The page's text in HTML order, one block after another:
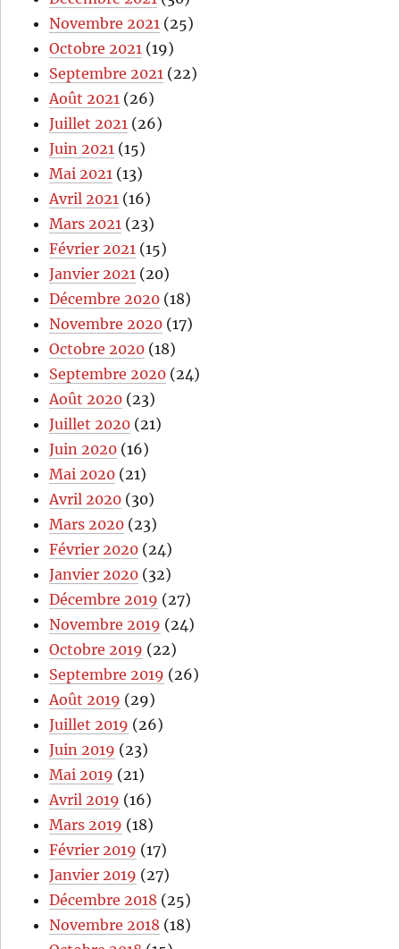
Novembre 2021 (25)
Octobre 2021 (19)
Septembre 2021 (22)
Août 2021 (26)
Juillet 2021 (26)
Juin 2021 (15)
Mai 2021 (13)
Avril 2021 (16)
Mars 2021 (23)
Février 2021 (15)
Janvier 2021 (20)
Décembre 2020 (18)
Novembre 2020 (17)
Octobre 2020 (18)
Septembre 2020 (24)
Août 2020 (23)
Juillet 2020 (21)
Juin 2020 (16)
Mai 2020 (21)
Avril 2020 (30)
Mars 2020 (23)
Février 2020 (24)
Janvier 2020 (32)
Décembre 2019 (27)
Novembre 2019 (24)
Octobre 2019 (22)
Septembre 2019 (26)
Août 2019 (29)
Juillet 2019 (26)
Juin 2019 (23)
Mai 2019 (21)
Avril 2019 (16)
Mars 2019 (18)
Février 2019 (17)
Janvier 2019 (27)
Décembre 2018 (25)
Novembre 2018 (18)